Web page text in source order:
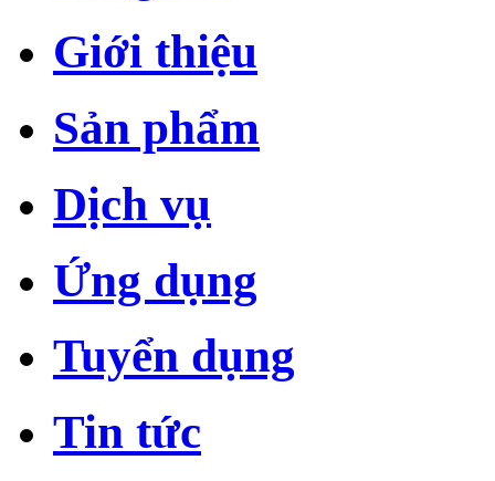
Giới thiệu
Sản phẩm
Dịch vụ
Ứng dụng
Tuyển dụng
Tin tức